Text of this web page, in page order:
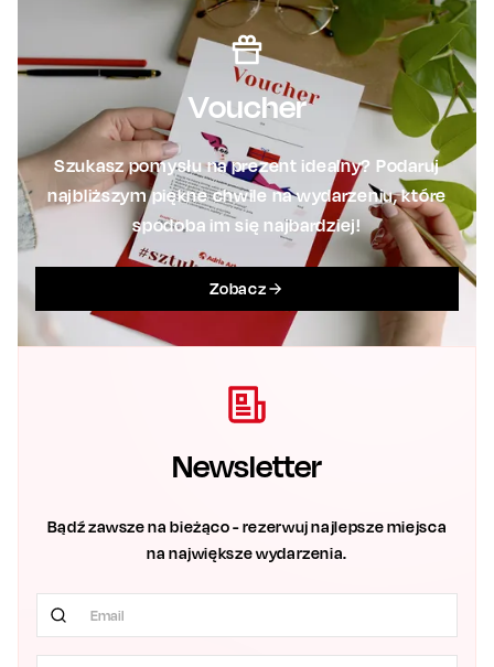
Voucher
Szukasz pomysłu na prezent idealny? Podaruj
najbliższym piękne chwile na wydarzeniu, które
spodoba im się najbardziej!
Zobacz
Newsletter
Bądź zawsze na bieżąco - rezerwuj najlepsze miejsca
na największe wydarzenia.